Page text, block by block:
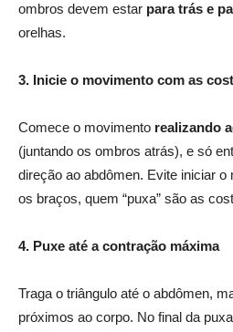
ombros devem estar para trás e
orelhas.
3. Inicie o movimento com as
Comece o movimento realizando
(juntando os ombros atrás), e só
direção ao abdômen. Evite iniciar
os braços, quem “puxa” são as
4. Puxe até a contração máxima
Traga o triângulo até o abdômen,
próximos ao corpo. No final da